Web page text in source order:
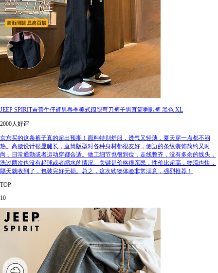
JEEP SPIRIT吉普牛仔裤男春季美式阔腿弯刀裤子男直筒喇叭裤 黑色 XL
2000人好评
京东买的这条裤子真的超出预期！面料特别舒服，透气又轻薄，夏天穿一点都不闷
热。高腰设计很显腿长，直筒版型对各种身材都很友好，侧边的条纹装饰简约又时
尚，日常通勤或者运动穿都合适。做工细节也很到位，走线整齐，没有多余的线头，
洗过两次也没有起球或者缩水的情况。关键是价格很亲民，性价比超高，物流也快，
隔天就收到了，包装完好无损。总之，这次购物体验非常满意，强烈推荐！
TOP
10